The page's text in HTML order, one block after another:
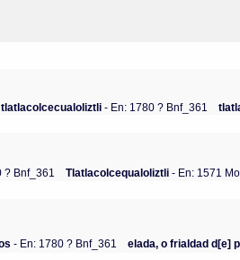
tlatlacolcecualoliztli- En: 1780 ? Bnf_361
? Bnf_361 Tlatlacolcequaloliztli - En: 1571
- En: 1780 ? Bnf_361 elada, o frialdad d[e]